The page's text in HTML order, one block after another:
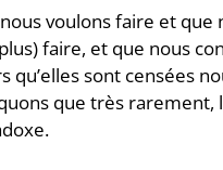
voulons faire et que
faire, et que nous
sont censées
que très rarement,